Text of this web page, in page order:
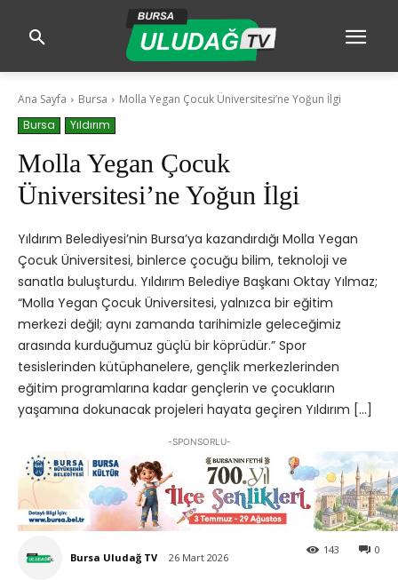
Ana Sayfa Bursa
Molla Yegan Çocuk Üniversitesi’ne Yoğun İlgi
Bursa
Yıldırım
Molla Yegan Çocuk
Üniversitesi’ne Yoğun İlgi
Yıldırım Belediyesi’nin Bursa’ya kazandırdığı Molla Yegan
Çocuk Üniversitesi, binlerce çocuğu bilim, teknoloji ve
sanatla buluşturdu. Yıldırım Belediye Başkanı Oktay Yılmaz;
“Molla Yegan Çocuk Üniversitesi, yalnızca bir eğitim
merkezi değil; aynı zamanda tarihimizle geleceğimiz
arasında kurduğumuz güçlü bir köprüdür.” Spor
tesislerinden kütüphanelere, gençlik merkezlerinden
eğitim programlarına kadar gençlerin ve çocukların
yaşamına dokunacak projeleri hayata geçiren Yıldırım […]
-SPONSORLU-
Bursa Uludağ TV 26 Mart 2026
0
143